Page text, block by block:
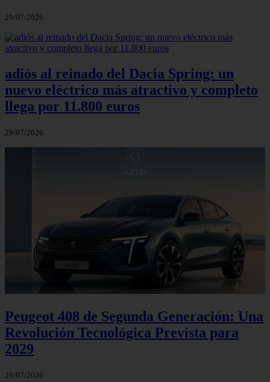
29/07/2026
adiós al reinado del Dacia Spring: un
nuevo eléctrico más atractivo y completo
llega por 11.800 euros
29/07/2026
Peugeot 408 de Segunda Generación: Una
Revolución Tecnológica Prevista para
2029
29/07/2026